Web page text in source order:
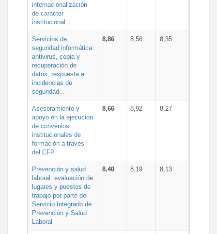
internacionalización
de carácter
institucional
Servicios de
seguridad informática:
antivirus, copia y
recuperación de
datos, respuesta a
incidencias de
seguridad...
8,86 8,56 8,35
Asesoramiento y
apoyo en la ejecución
de convenios
institucionales de
formación a través
del CFP
8,66 8,92 8,27
Prevención y salud
laboral: evaluación de
lugares y puestos de
trabajo por parte del
Servicio Integrado de
Prevención y Salud
Laboral
8,40 8,19 8,13